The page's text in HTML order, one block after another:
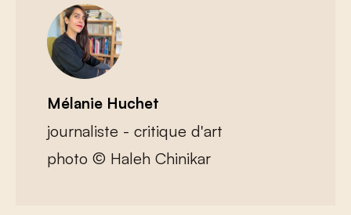
Mélanie Huchet
journaliste - critique d'art
photo © Haleh Chinikar